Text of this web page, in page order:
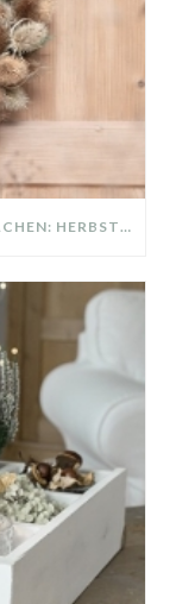
KRANZ AUS WILDEN KARDE SELBER MACHEN: HERBSTDEKO GANZ EINFACH